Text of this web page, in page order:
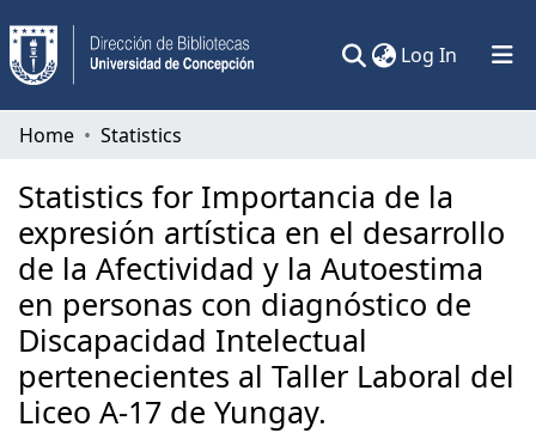
Log In (current)
Communities & Collections
All of DSpace
Home Statistics
Statistics for Importancia de la
expresión artística en el desarrollo
de la Afectividad y la Autoestima
en personas con diagnóstico de
Discapacidad Intelectual
pertenecientes al Taller Laboral del
Liceo A-17 de Yungay.